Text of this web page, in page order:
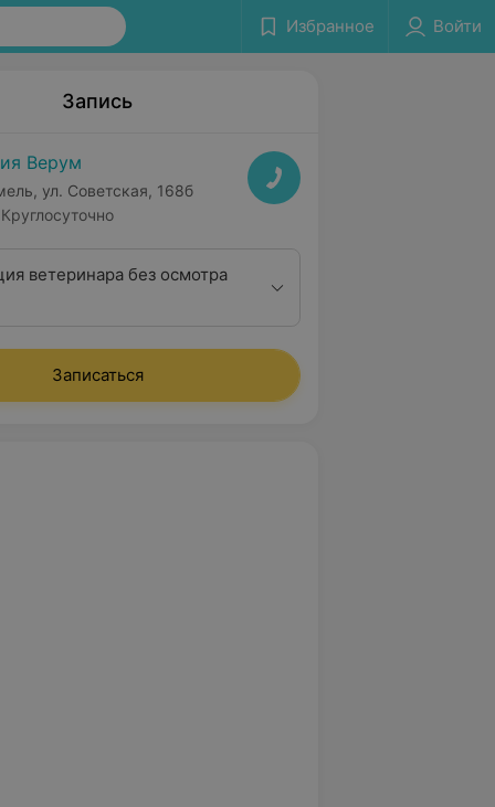
Избранное Войти
Запись
Верум
ул. Советская, 168б
Круглосуточно
ветеринара без осмотра
Записаться